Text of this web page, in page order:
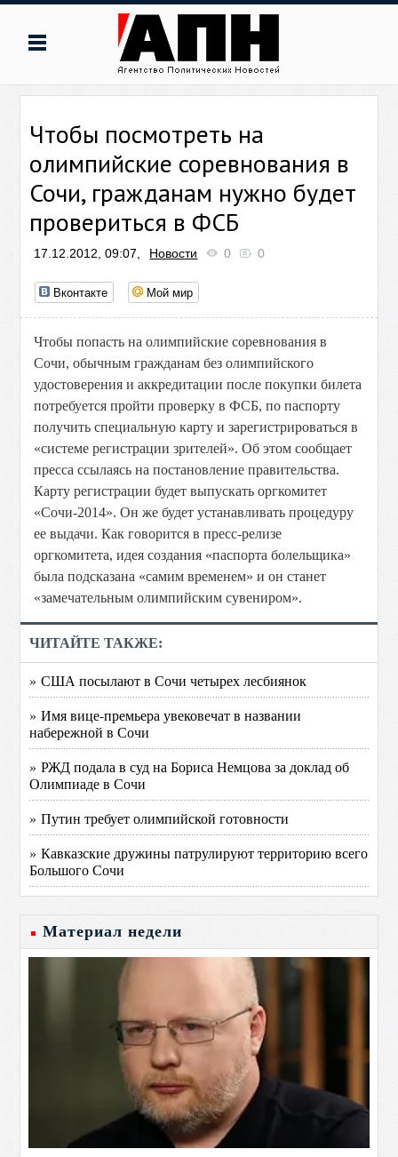
Чтобы посмотреть на
олимпийские соревнования в
Сочи, гражданам нужно будет
провериться в ФСБ
17.12.2012, 09:07, Новости 0 0
Вконтакте Мой мир
Чтобы попасть на олимпийские соревнования в
Сочи, обычным гражданам без олимпийского
удостоверения и аккредитации после покупки билета
потребуется пройти проверку в ФСБ, по паспорту
получить специальную карту и зарегистрироваться в
«системе регистрации зрителей». Об этом сообщает
пресса ссылаясь на постановление правительства.
Карту регистрации будет выпускать оргкомитет
«Сочи-2014». Он же будет устанавливать процедуру
ее выдачи. Как говорится в пресс-релизе
оргкомитета, идея создания «паспорта болельщика»
была подсказана «самим временем» и он станет
«замечательным олимпийским сувениром».
ЧИТАЙТЕ ТАКЖЕ:
» США посылают в Сочи четырех лесбиянок
» Имя вице-премьера увековечат в названии
набережной в Сочи
» РЖД подала в суд на Бориса Немцова за доклад об
Олимпиаде в Сочи
» Путин требует олимпийской готовности
» Кавказские дружины патрулируют территорию всего
Большого Сочи
Материал недели